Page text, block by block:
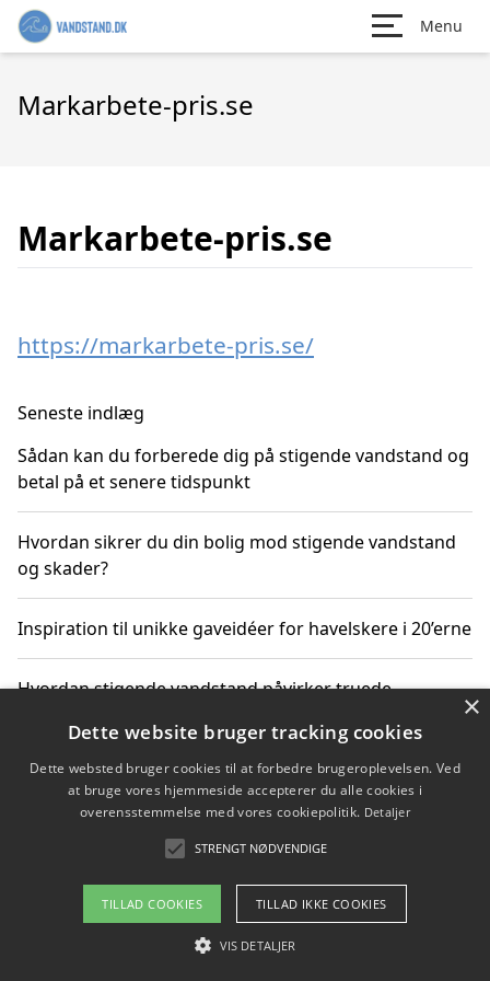
Menu
Markarbete-pris.se
Markarbete-pris.se
https://markarbete-pris.se/
Seneste indlæg
Sådan kan du forberede dig på stigende vandstand og
betal på et senere tidspunkt
Hvordan sikrer du din bolig mod stigende vandstand
og skader?
Inspiration til unikke gaveidéer for havelskere i 20’erne
Hvordan stigende vandstand påvirker truede
Sådan vælger du de bedste vandrerygsække til
vandreture i Danmark
Copyright 2026 - Pilanto Aps
Om / kontakt
×
Dette website bruger tracking cookies
Dette websted bruger cookies til at forbedre brugeroplevelsen. Ved
at bruge vores hjemmeside accepterer du alle cookies i
overensstemmelse med vores cookiepolitik. Detaljer
STRENGT NØDVENDIGE
TILLAD COOKIES TILLAD IKKE COOKIES
VIS DETALJER